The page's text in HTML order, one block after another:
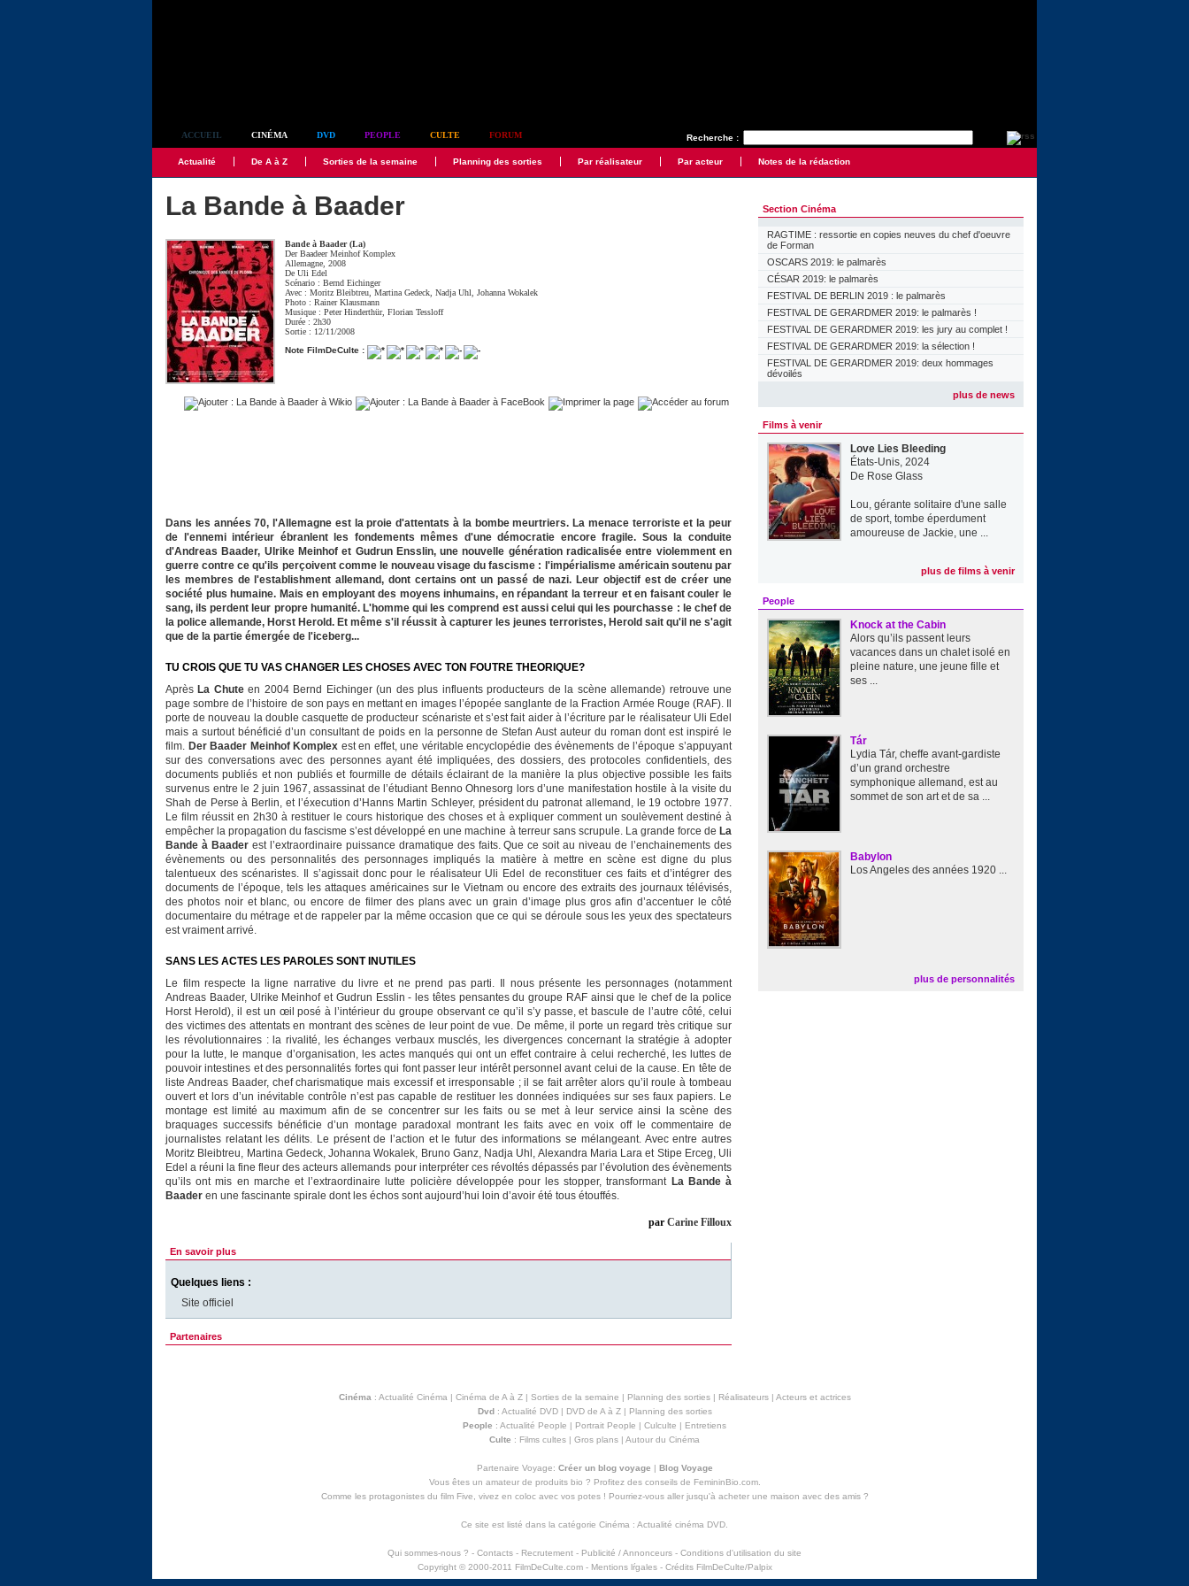
Recherche :
ACCUEIL CINÉMA DVD PEOPLE CULTE FORUM
Actualité De A à Z Sorties de la semaine Planning des sorties Par réalisateur Par acteur Notes de la rédaction
La Bande à Baader
Bande à Baader (La)
Der Baadeer Meinhof Komplex
Allemagne, 2008
DeUli Edel
Scénario :Bernd Eichinger
Avec :Moritz Bleibtreu ,Martina Gedeck ,Nadja Uhl ,Johanna Wokalek
Photo :Rainer Klausmann
Musique :Peter Hinderthür,Florian Tessloff
Durée : 2h30
Sortie : 12/11/2008
Note FilmDeCulte :
Dans les années 70, l'Allemagne est la proie d'attentats à la bombe meurtriers. La menace terroriste et la peur
de l'ennemi intérieur ébranlent les fondements mêmes d'une démocratie encore fragile. Sous la conduite
d'Andreas Baader, Ulrike Meinhof et Gudrun Ensslin, une nouvelle génération radicalisée entre violemment en
guerre contre ce qu'ils perçoivent comme le nouveau visage du fascisme : l'impérialisme américain soutenu par
les membres de l'establishment allemand, dont certains ont un passé de nazi. Leur objectif est de créer une
société plus humaine. Mais en employant des moyens inhumains, en répandant la terreur et en faisant couler le
sang, ils perdent leur propre humanité. L'homme qui les comprend est aussi celui qui les pourchasse : le chef de
la police allemande, Horst Herold. Et même s'il réussit à capturer les jeunes terroristes, Herold sait qu'il ne s'agit
que de la partie émergée de l'iceberg...
TU CROIS QUE TU VAS CHANGER LES CHOSES AVEC TON FOUTRE THEORIQUE?
Après La Chuteen 2004 Bernd Eichinger (un des plus influents producteurs de la scène allemande) retrouve une
page sombre de l’histoire de son pays en mettant en images l’épopée sanglante de la Fraction Armée Rouge (RAF). Il
porte de nouveau la double casquette de producteur scénariste et s’est fait aider à l’écriture par le réalisateur Uli Edel
mais a surtout bénéficié d’un consultant de poids en la personne de Stefan Aust auteur du roman dont est inspiré le
film. Der Baader Meinhof Komplex est en effet, une véritable encyclopédie des évènements de l’époque s’appuyant
sur des conversations avec des personnes ayant été impliquées, des dossiers, des protocoles confidentiels, des
documents publiés et non publiés et fourmille de détails éclairant de la manière la plus objective possible les faits
survenus entre le 2 juin 1967, assassinat de l’étudiant Benno Ohnesorg lors d’une manifestation hostile à la visite du
Shah de Perse à Berlin, et l’éxecution d’Hanns Martin Schleyer, président du patronat allemand, le 19 octobre 1977.
Le film réussit en 2h30 à restituer le cours historique des choses et à expliquer comment un soulèvement destiné à
empêcher la propagation du fascisme s’est développé en une machine à terreur sans scrupule. La grande force de La
Bande à Baaderest l’extraordinaire puissance dramatique des faits. Que ce soit au niveau de l’enchainements des
évènements ou des personnalités des personnages impliqués la matière à mettre en scène est digne du plus
talentueux des scénaristes. Il s’agissait donc pour le réalisateur Uli Edel de reconstituer ces faits et d’intégrer des
documents de l’époque, tels les attaques américaines sur le Vietnam ou encore des extraits des journaux télévisés,
des photos noir et blanc, ou encore de filmer des plans avec un grain d’image plus gros afin d’accentuer le côté
documentaire du métrage et de rappeler par la même occasion que ce qui se déroule sous les yeux des spectateurs
est vraiment arrivé.
SANS LES ACTES LES PAROLES SONT INUTILES
Le film respecte la ligne narrative du livre et ne prend pas parti. Il nous présente les personnages (notamment
Andreas Baader, Ulrike Meinhof et Gudrun Esslin - les têtes pensantes du groupe RAF ainsi que le chef de la police
Horst Herold), il est un œil posé à l’intérieur du groupe observant ce qu’il s’y passe, et bascule de l’autre côté, celui
des victimes des attentats en montrant des scènes de leur point de vue. De même, il porte un regard très critique sur
les révolutionnaires : la rivalité, les échanges verbaux musclés, les divergences concernant la stratégie à adopter
pour la lutte, le manque d’organisation, les actes manqués qui ont un effet contraire à celui recherché, les luttes de
pouvoir intestines et des personnalités fortes qui font passer leur intérêt personnel avant celui de la cause. En tête de
liste Andreas Baader, chef charismatique mais excessif et irresponsable ; il se fait arrêter alors qu’il roule à tombeau
ouvert et lors d’un inévitable contrôle n’est pas capable de restituer les données indiquées sur ses faux papiers. Le
montage est limité au maximum afin de se concentrer sur les faits ou se met à leur service ainsi la scène des
braquages successifs bénéficie d’un montage paradoxal montrant les faits avec en voix off le commentaire de
journalistes relatant les délits. Le présent de l’action et le futur des informations se mélangeant. Avec entre autres
Moritz Bleibtreu, Martina Gedeck, Johanna Wokalek, Bruno Ganz, Nadja Uhl, Alexandra Maria Lara et Stipe Erceg, Uli
Edel a réuni la fine fleur des acteurs allemands pour interpréter ces révoltés dépassés par l’évolution des évènements
qu’ils ont mis en marche et l’extraordinaire lutte policière développée pour les stopper, transformant La Bande à
Baader en une fascinante spirale dont les échos sont aujourd’hui loin d’avoir été tous étouffés.
par Carine Filloux
En savoir plus
Quelques liens :
Site officiel
Partenaires
Section Cinéma
RAGTIME : ressortie en copies neuves du chef d'oeuvre
de Forman
OSCARS 2019: le palmarès
CÉSAR 2019: le palmarès
FESTIVAL DE BERLIN 2019 : le palmarès
FESTIVAL DE GERARDMER 2019: le palmarès !
FESTIVAL DE GERARDMER 2019: les jury au complet !
FESTIVAL DE GERARDMER 2019: la sélection !
FESTIVAL DE GERARDMER 2019: deux hommages
dévoilés
plus de news
Films à venir
Love Lies Bleeding
États-Unis, 2024
De Rose Glass
Lou, gérante solitaire d'une salle
de sport, tombe éperdument
amoureuse de Jackie, une ...
plus de films à venir
People
Knock at the Cabin
Alors qu’ils passent leurs
vacances dans un chalet isolé en
pleine nature, une jeune fille et
ses ...
Tár
Lydia Tár, cheffe avant-gardiste
d’un grand orchestre
symphonique allemand, est au
sommet de son art et de sa ...
Babylon
Los Angeles des années 1920 ...
plus de personnalités
Cinéma: Actualité Cinéma| Cinéma de A à Z| Sorties de la semaine Planning des sorties| Réalisateurs| Acteurs et actrices
Dvd : Actualité DVD| DVD de A à Z|
Planning des sorties
People : Actualité People Portrait People Culculte
Entretiens
Culte : Films cultes Gros plans Autour du Cinéma
Partenaire Voyage: Créer un blog voyage
Blog Voyage
Vous êtes un amateur de produits bio ? Profitez des conseils de FemininBio.com.
Comme les protagonistes du film Five, vivez en coloc avec vos potes ! Pourriez-vous aller jusqu'à acheter une maison avec des amis?
Ce site est listé dans la catégorie Cinéma : Actualité cinéma DVD.
Qui sommes-nous ? - Contacts - Recrutement - Publicité / Annonceurs - Conditions d'utilisation du site
Copyright © 2000-2011 FilmDeCulte.com - Mentions lŕgales- Crédits FilmDeCulte/Palpix